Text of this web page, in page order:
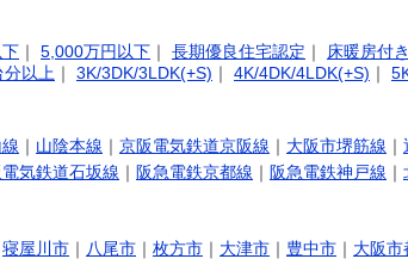
｜ 5,000万円以下 ｜ 長期優良住宅認定 ｜ 床暖房付き
分以上 ｜ 3K/3DK/3LDK(+S) ｜ 4K/4DK/4LDK(+S) ｜
｜ 山陰本線 ｜ 京阪電気鉄道京阪線 ｜ 大阪市堺筋線 ｜
気鉄道石坂線 ｜ 阪急電鉄京都線 ｜ 阪急電鉄神戸線 ｜
寝屋川市 ｜ 八尾市 ｜ 枚方市 ｜ 大津市 ｜ 豊中市 ｜ 大阪市